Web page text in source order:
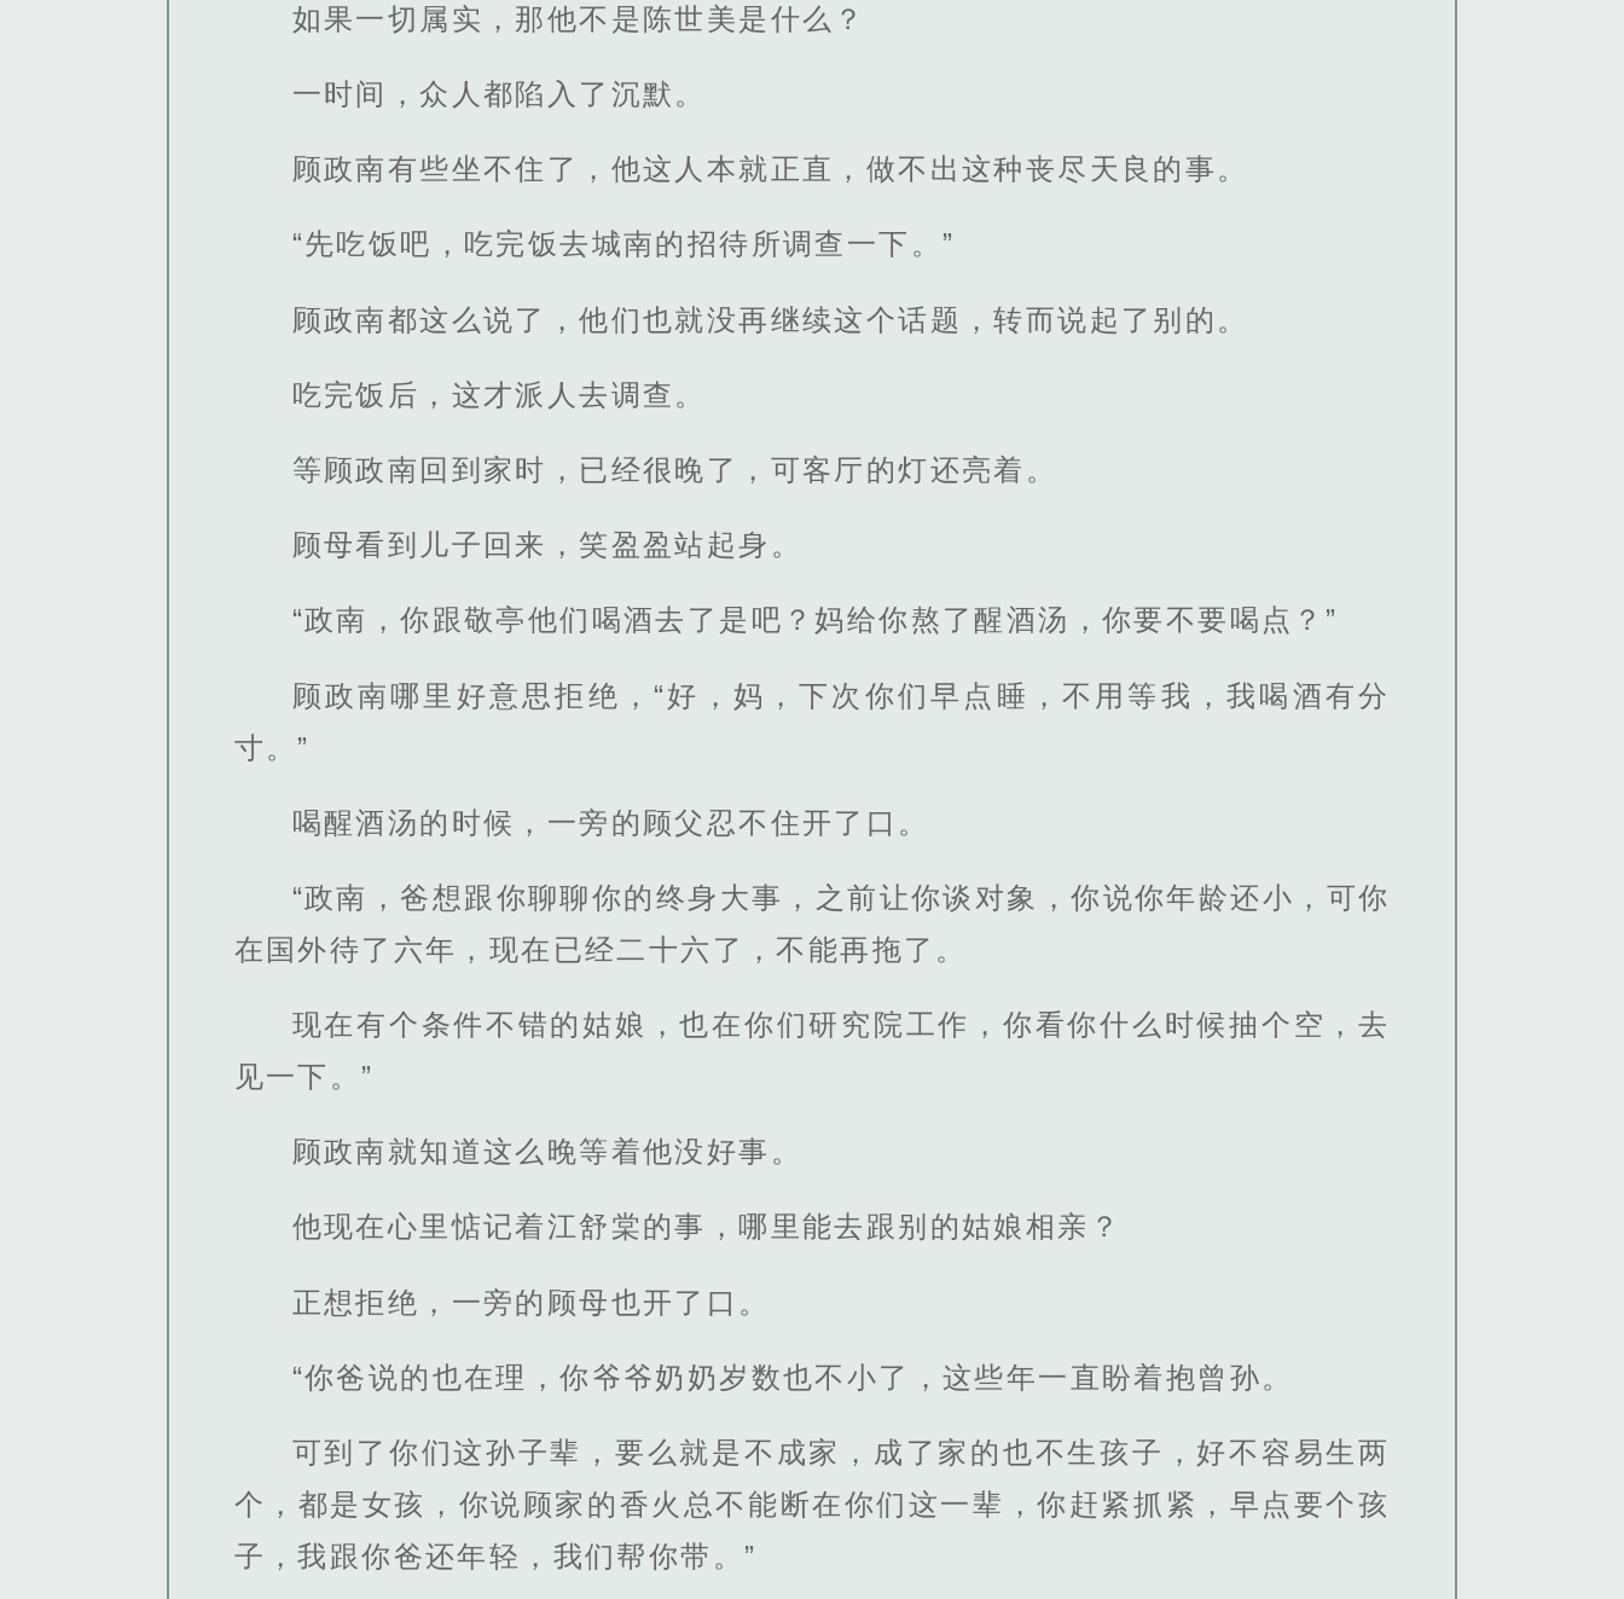
如果一切属实，那他不是陈世美是什么？
一时间，众人都陷入了沉默。
顾政南有些坐不住了，他这人本就正直，做不出这种丧尽天良的事。
“先吃饭吧，吃完饭去城南的招待所调查一下。”
顾政南都这么说了，他们也就没再继续这个话题，转而说起了别的。
吃完饭后，这才派人去调查。
等顾政南回到家时，已经很晚了，可客厅的灯还亮着。
顾母看到儿子回来，笑盈盈站起身。
“政南，你跟敬亭他们喝酒去了是吧？妈给你熬了醒酒汤，你要不要喝点？”
顾政南哪里好意思拒绝，“好，妈，下次你们早点睡，不用等我，我喝酒有分
寸。”
喝醒酒汤的时候，一旁的顾父忍不住开了口。
“政南，爸想跟你聊聊你的终身大事，之前让你谈对象，你说你年龄还小，可你
在国外待了六年，现在已经二十六了，不能再拖了。
现在有个条件不错的姑娘，也在你们研究院工作，你看你什么时候抽个空，去
见一下。”
顾政南就知道这么晚等着他没好事。
他现在心里惦记着江舒棠的事，哪里能去跟别的姑娘相亲？
正想拒绝，一旁的顾母也开了口。
“你爸说的也在理，你爷爷奶奶岁数也不小了，这些年一直盼着抱曾孙。
可到了你们这孙子辈，要么就是不成家，成了家的也不生孩子，好不容易生两
个，都是女孩，你说顾家的香火总不能断在你们这一辈，你赶紧抓紧，早点要个孩
子，我跟你爸还年轻，我们帮你带。”